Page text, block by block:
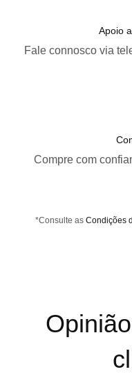
Apoio
Fale connosco via
Compre com
*Consulte as Condições